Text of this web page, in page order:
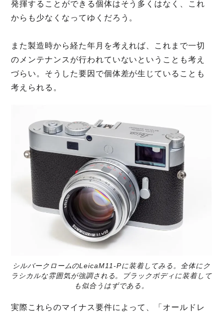
発揮することができる個体はそう多くはなく、これ
からも少なくなってゆくだろう。
また製造時から経た年月を考えれば、これまで一切
のメンテナンスが行われていないということも考え
づらい。そうした要因で個体差が生じていることも
考えられる。
シルバークロームのLeicaM11-Pに装着してみる。全体にク
ラシカルな雰囲気が強調される。ブラックボディに装着して
も似合うはずである。
実際これらのマイナス要件によって、「オールドレ